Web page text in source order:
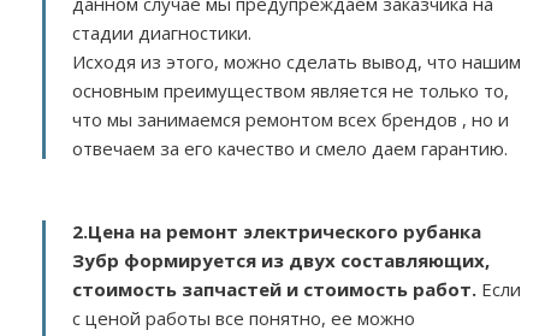
стадии диагностики.
Исходя из этого, можно сделать вывод, что нашим
основным преимуществом является не только то,
что мы занимаемся ремонтом всех брендов , но и
отвечаем за его качество и смело даем гарантию.
2.Цена на ремонт электрического рубанка
Зубр формируется из двух составляющих,
стоимость запчастей и стоимость работ. Если
с ценой работы все понятно, ее можно